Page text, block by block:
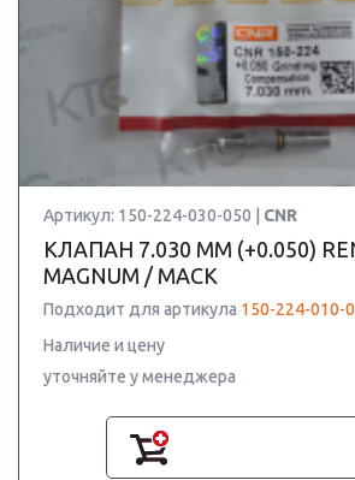
Артикул: 150-224-030-050 | CNR
КЛАПАН 7.030 ММ (+0.050)
MAGNUM / MACK
Подходит для артикула 150-224-010-
Наличие и цену
уточняйте у менеджера